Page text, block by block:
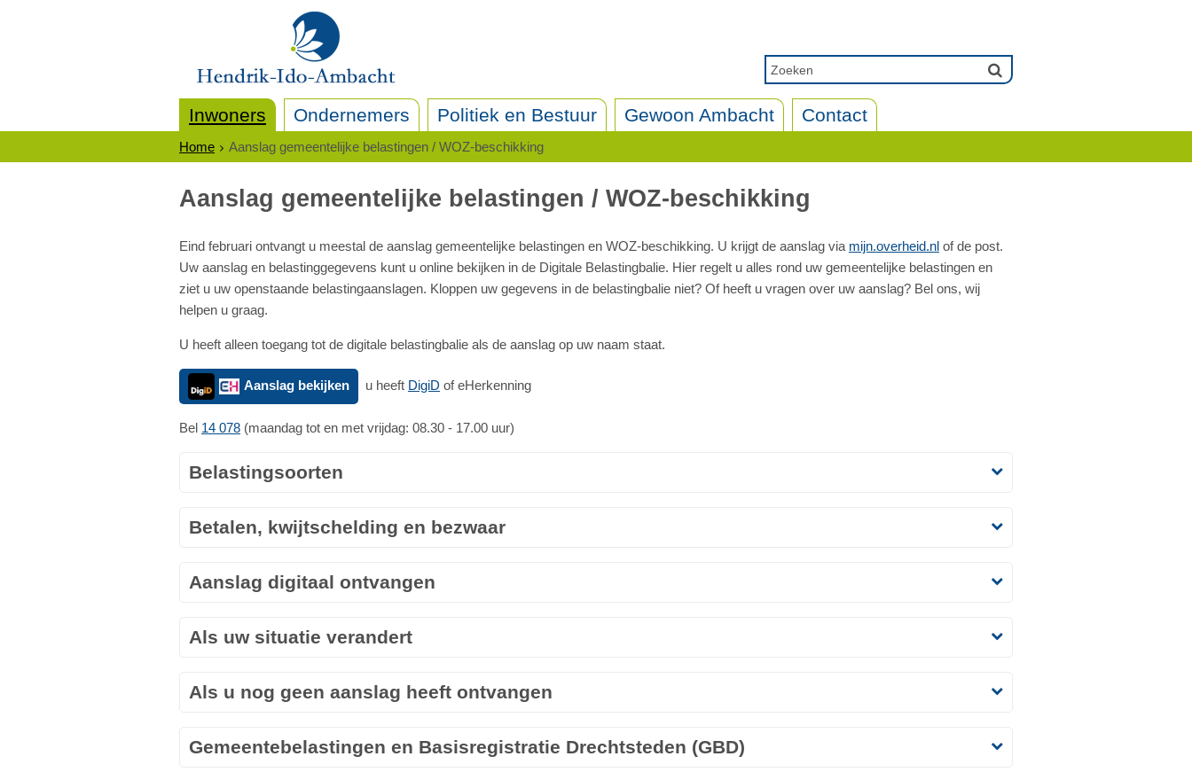
Inwoners Ondernemers Politiek en Bestuur Gewoon Ambacht Contact
Home Aanslag gemeentelijke belastingen / WOZ-beschikking
Aanslag gemeentelijke belastingen / WOZ-beschikking
Eind februari ontvangt u meestal de aanslag gemeentelijke belastingen en WOZ-beschikking. U krijgt de aanslag via mijn.overheid.nl of de post.
Uw aanslag en belastinggegevens kunt u online bekijken in de Digitale Belastingbalie. Hier regelt u alles rond uw gemeentelijke belastingen en
ziet u uw openstaande belastingaanslagen. Kloppen uw gegevens in de belastingbalie niet? Of heeft u vragen over uw aanslag? Bel ons, wij
helpen u graag.
U heeft alleen toegang tot de digitale belastingbalie als de aanslag op uw naam staat.
Aanslag bekijken u heeft DigiD of eHerkenning
Bel 14 078 (maandag tot en met vrijdag: 08.30 - 17.00 uur)
Belastingsoorten
Betalen, kwijtschelding en bezwaar
Aanslag digitaal ontvangen
Als uw situatie verandert
Als u nog geen aanslag heeft ontvangen
Gemeentebelastingen en Basisregistratie Drechtsteden (GBD)